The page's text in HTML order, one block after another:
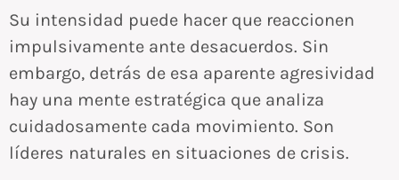
Su intensidad puede hacer que reaccionen
impulsivamente ante desacuerdos. Sin
embargo, detrás de esa aparente agresividad
hay una mente estratégica que analiza
cuidadosamente cada movimiento. Son
líderes naturales en situaciones de crisis.